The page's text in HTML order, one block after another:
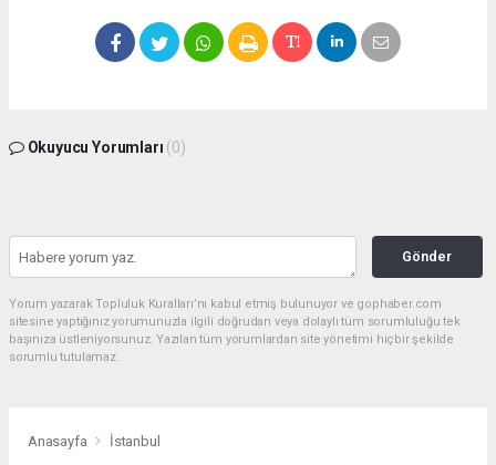
Okuyucu Yorumları (0)
Gönder
Yorum yazarak Topluluk Kuralları’nı kabul etmiş bulunuyor ve gophaber.com
sitesine yaptığınız yorumunuzla ilgili doğrudan veya dolaylı tüm sorumluluğu tek
başınıza üstleniyorsunuz. Yazılan tüm yorumlardan site yönetimi hiçbir şekilde
sorumlu tutulamaz.
Anasayfa İstanbul